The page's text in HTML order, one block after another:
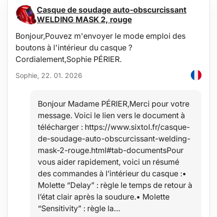
Casque de soudage auto-obscurcissant
WELDING MASK 2, rouge
Bonjour,Pouvez m'envoyer le mode emploi des
boutons à l'intérieur du casque ?
Cordialement,Sophie PÉRIER.
Sophie, 22. 01. 2026
Bonjour Madame PÉRIER,Merci pour votre
message. Voici le lien vers le document à
télécharger : https://www.sixtol.fr/casque-
de-soudage-auto-obscurcissant-welding-
mask-2-rouge.html#tab-documentsPour
vous aider rapidement, voici un résumé
des commandes à l’intérieur du casque :•
Molette “Delay” : règle le temps de retour à
l’état clair après la soudure.• Molette
“Sensitivity” : règle la…